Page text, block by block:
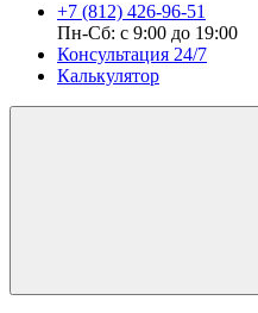
+7 (812) 426-96-51
Пн-Сб: с 9:00 до 19:00
Консультация 24/7
Калькулятор